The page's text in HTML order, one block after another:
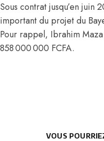
Sous contrat jusqu’en juin
important du projet du
Pour rappel, Ibrahim
858 000 000 FCFA.
VOUS